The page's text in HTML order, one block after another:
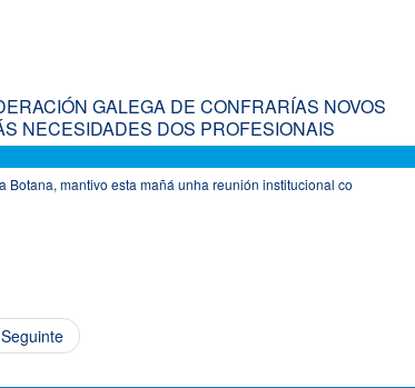
GALEGA DE CONFRARÍAS NOVOS
NECESIDADES DOS PROFESIONAIS
mantivo esta mañá unha reunión institucional co
Seguinte